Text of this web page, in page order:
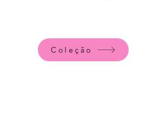
Coleção